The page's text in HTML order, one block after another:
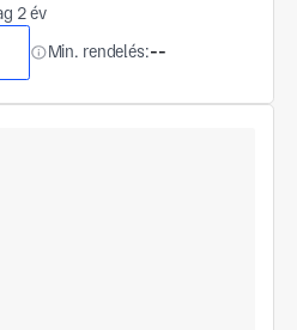
2 év
Min. rendelés:--